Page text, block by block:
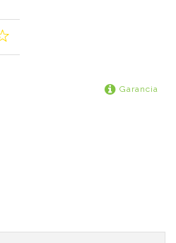
Garancia